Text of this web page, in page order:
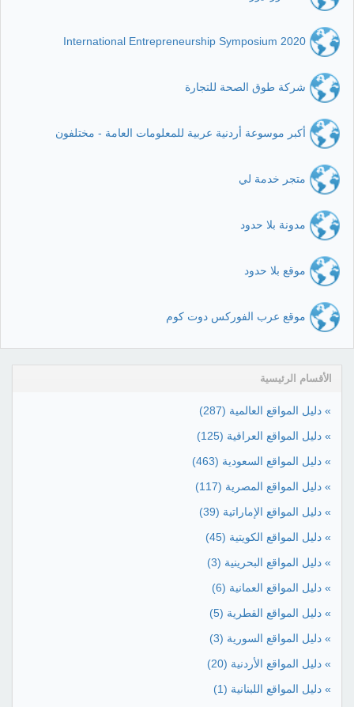
International Entrepreneurship Symposium 2020
شركة طوق الصحة للتجارة
أكبر موسوعة أردنية عربية للمعلومات العامة - مختلفون
متجر خدمة لي
مدونة بلا حدود
موقع بلا حدود
موقع عرب الفوركس دوت كوم
الأقسام الرئيسية
» دليل المواقع العالمية (287)
» دليل المواقع العراقية (125)
» دليل المواقع السعودية (463)
» دليل المواقع المصرية (117)
» دليل المواقع الإماراتية (39)
» دليل المواقع الكويتية (45)
» دليل المواقع البحرينية (3)
» دليل المواقع العمانية (6)
» دليل المواقع القطرية (5)
» دليل المواقع السورية (3)
» دليل المواقع الأردنية (20)
» دليل المواقع اللبنانية (1)